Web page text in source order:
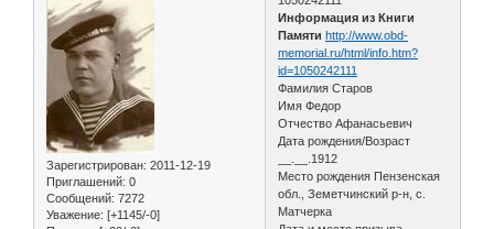
Зарегистрирован: 2011-12-19
Приглашений: 0
Сообщений: 7272
Уважение: [+1145/-0]
Информация из Книги
Памяти http://www.obd-
memorial.ru/html/info.htm?
id=1050242111
Фамилия Старов
Имя Федор
Отчество Афанасьевич
Дата рождения/Возраст
__.__.1912
Место рождения Пензенская
обл., Земетчинский р-н, с.
Матчерка